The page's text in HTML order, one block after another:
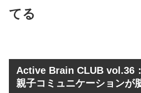
てる
Active Brain CLUB vol.36：
親子コミュニケーションが